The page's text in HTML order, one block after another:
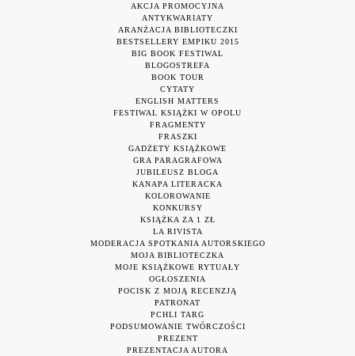
AKCJA PROMOCYJNA
ANTYKWARIATY
ARANŻACJA BIBLIOTECZKI
BESTSELLERY EMPIKU 2015
BIG BOOK FESTIWAL
BLOGOSTREFA
BOOK TOUR
CYTATY
ENGLISH MATTERS
FESTIWAL KSIĄŻKI W OPOLU
FRAGMENTY
FRASZKI
GADŻETY KSIĄŻKOWE
GRA PARAGRAFOWA
JUBILEUSZ BLOGA
KANAPA LITERACKA
KOLOROWANIE
KONKURSY
KSIĄŻKA ZA 1 ZŁ
LA RIVISTA
MODERACJA SPOTKANIA AUTORSKIEGO
MOJA BIBLIOTECZKA
MOJE KSIĄŻKOWE RYTUAŁY
OGŁOSZENIA
POCISK Z MOJĄ RECENZJĄ
PATRONAT
PCHLI TARG
PODSUMOWANIE TWÓRCZOŚCI
PREZENT
PREZENTACJA AUTORA